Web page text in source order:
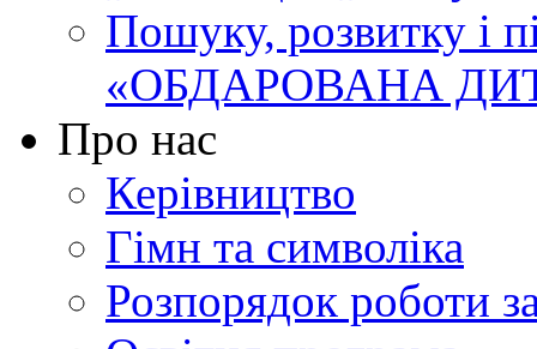
Пошуку, розвитку і
«ОБДАРОВАНА
Про нас
Керівництво
Гімн та символіка
Розпорядок роботи